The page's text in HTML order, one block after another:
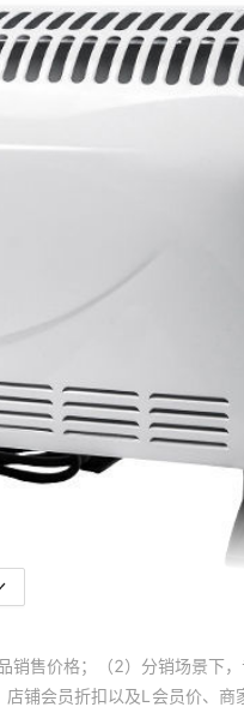
售价格；（2）分销场景下
铺会员折扣以及L会员价、